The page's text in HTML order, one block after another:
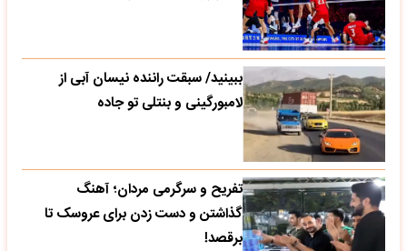
ببینید/ سبقت راننده نیسان آبی از
لامبورگینی و بنتلی تو جاده
تفریح و سرگرمی مردان؛ آهنگ
گذاشتن و دست زدن برای عروسک تا
برقصد!